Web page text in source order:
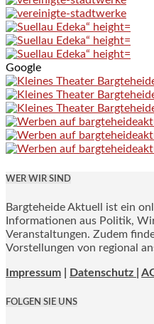
Google
WER WIR SIND
Bargteheide Aktuell ist ein
Informationen aus Politik,
Veranstaltungen. Zudem
Vorstellungen von regional
Impressum Datenschutz |
FOLGEN SIE UNS